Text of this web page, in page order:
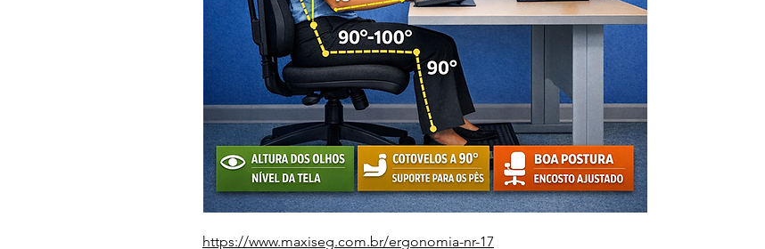
https://www.maxiseg.com.br/ergonomia-nr-17